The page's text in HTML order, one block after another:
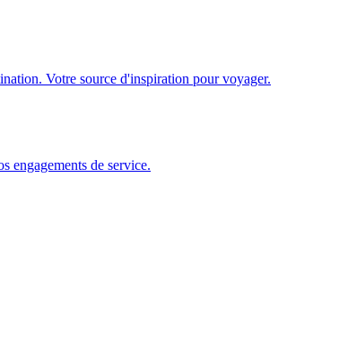
Votre source d'inspiration pour voyager.
engagements de service.